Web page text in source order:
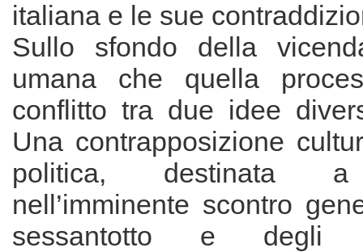
italiana e le sue
Sullo sfondo della
umana che quella
conflitto tra due idee
Una contrapposizione
politica, destinata a
nell’imminente scontro
sessantotto e degli